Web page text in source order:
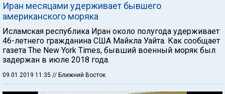
Иран месяцами удерживает бывшего
американского моряка
Исламская республика Иран около полугода удерживает
46-летнего гражданина США Майкла Уайта. Как сообщает
газета The New York Times, бывший военный моряк был
задержан в июле 2018 года.
09.01.2019 11:35 // Ближний Восток